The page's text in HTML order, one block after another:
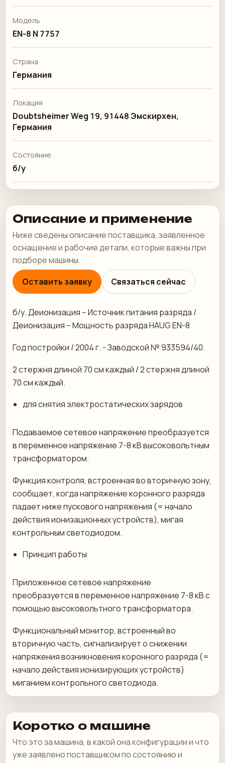
Модель
EN-8 N 7757
Страна
Германия
Локация
Doubtsheimer Weg 19, 91448 Эмскирхен,
Германия
Состояние
б/у
Описание и применение
Ниже сведены описание поставщика, заявленное
оснащение и рабочие детали, которые важны при
подборе машины.
Оставить заявку
Связаться сейчас
б/у. Деионизация – Источник питания разряда /
Деионизация – Мощность разряда HAUG EN-8
Год постройки / 2004 г. - Заводской № 933594/40.
2 стержня длиной 70 см каждый / 2 стержня длиной
70 см каждый.
для снятия электростатических зарядов
Подаваемое сетевое напряжение преобразуется
в переменное напряжение 7-8 кВ высоковольтным
трансформатором.
Функция контроля, встроенная во вторичную зону,
сообщает, когда напряжение коронного разряда
падает ниже пускового напряжения (= начало
действия ионизационных устройств), мигая
контрольным светодиодом.
Принцип работы
Приложенное сетевое напряжение
преобразуется в переменное напряжение 7-8 кВ с
помощью высоковольтного трансформатора.
Функциональный монитор, встроенный во
вторичную часть, сигнализирует о снижении
напряжения возникновения коронного разряда (=
начало действия ионизирующих устройств)
миганием контрольного светодиода.
Коротко о машине
Что это за машина, в какой она конфигурации и что
уже заявлено поставщиком по состоянию и